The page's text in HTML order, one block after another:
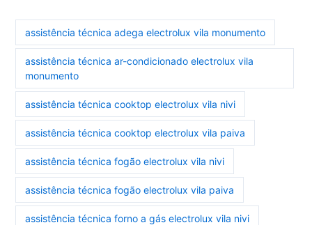
assistência técnica adega electrolux vila monumento
assistência técnica ar-condicionado electrolux vila
monumento
assistência técnica cooktop electrolux vila nivi
assistência técnica cooktop electrolux vila paiva
assistência técnica fogão electrolux vila nivi
assistência técnica fogão electrolux vila paiva
assistência técnica forno a gás electrolux vila nivi